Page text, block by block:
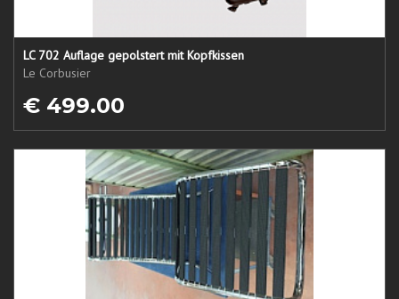
LC 702 Auflage gepolstert mit Kopfkissen
Le Corbusier
€ 499.00